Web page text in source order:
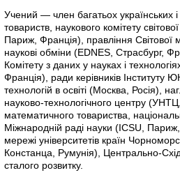
Учений — член багатьох українських
товариств, наукового комітету
Париж, Франція), правління Світової
наукові обміни (EDNES, Страсбург,
Комітету з даних у науках і
Франція), ради керівників
технологій в освіті (Москва, Росія),
науково-технологічного центру
математичного товариства,
Міжнародній раді науки (ICSU,
мережі університетів країн
Констанца, Румунія), Центрально-
сталого розвитку.